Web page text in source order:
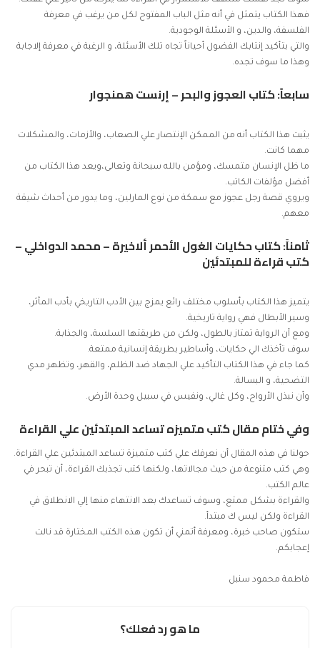
فهذا الكتاب يتمثل في أنه مثل الباب المفتوح لكل من يرغب في معرفة
الفلسفة، والدين، و الأسئلة الوجودية.
والتي بتأكيد إنتابك الفضول أحياناً تجاه تلك الأسئلة، و الرغبة في معرفة إلاجابة
وهذا ما سوف تجده.
سابعاً: كتاب العجوز والبحر – إرنست همنجوار
يثبت هذا الكتاب أنه من الممكن الإنتصار علي الصعاب، والأزمات، والمشكلات
مهما كانت.
ما ظل الإنسان متمسك، ومؤمن بالله سبحانة وتعالى،ويعد هذا الكتاب من
أفضل مؤلفات الكاتب.
ويروي قصة رجل عجوز مع سمكة من نوع المارلين، وما يدور من أحداث شيقة
معهم.
ثامناً: كتاب حكاياتالغولالأحمرألاخيرة – محمد الدواخلي –
كتب قراءة للمبتدئين
يتميز هذا الكتاب بأسلوب مختلف رائع يمزج بين الأدب التاريخي بأدب المآثر،
وسير الأبطال فهي رواية تاريخية.
ومع أن الرواية تمتاز بالطول، ولكن من طريقتها السلسة، والجذابة.
سوف تأخذك الي حكايات، وأساطير بطريقة إنسانية ممتعة.
كما جاء في هذا الكتاب التأكيد علي الجهاد ضد الظلم، والقهر، وتظهر مدي
التضحية، و البسالة.
وأن نبذل الأرواح، وكل غالي، ونفيس في سبيل وحدة الأرض.
وفي ختاممقال كتب متميزه تساعد المبتدئين علي القراءة
حولنا في هذه المقال أن نعرفك علي كتب متميزة تساعد المبتدئين علي القراءة.
وهي كتب متنوعة من حيث مجالاتها، ولكنها كتب تجذبك القراءة، أن تبحر في
عالم الكتب.
والقراءة بشكل ممتع، وسوف تساعدك بعد الانتهاء منها إلي الانطلاق في
القراءة ولكن ليس ك مبتدأ.
ستكون صاحب خبرة، ومعرفة أتمني أن تكون هذه الكتب المختارة قد نالت
إعجابكم.
فاطمة محمود سنبل
ما هو رد فعلك؟